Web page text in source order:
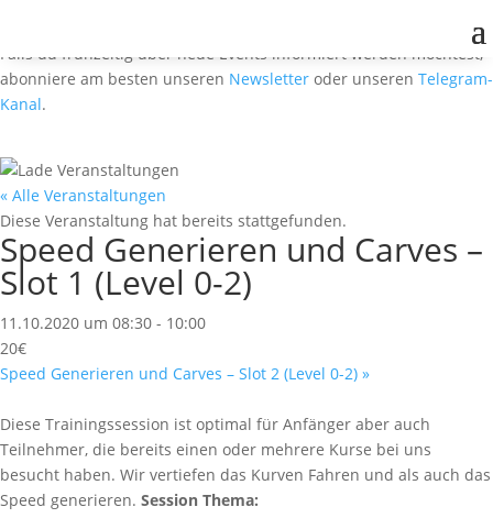
Falls du frühzeitig über neue Events informiert werden möchtest,
abonniere am besten unseren Newsletter oder unseren Telegram-
Kanal.
« Alle Veranstaltungen
Diese Veranstaltung hat bereits stattgefunden.
Speed Generieren und Carves –
Slot 1 (Level 0-2)
11.10.2020 um 08:30 - 10:00
20€
Speed Generieren und Carves – Slot 2 (Level 0-2) »
Diese Trainingssession ist optimal für Anfänger aber auch
Teilnehmer, die bereits einen oder mehrere Kurse bei uns
besucht haben. Wir vertiefen das Kurven Fahren und als auch das
Speed generieren. Session Thema: